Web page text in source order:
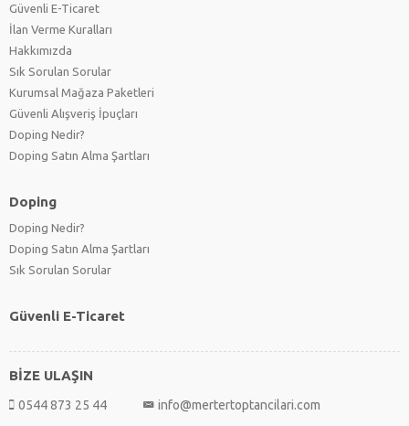
Güvenli E-Ticaret
İlan Verme Kuralları
Hakkımızda
Sık Sorulan Sorular
Kurumsal Mağaza Paketleri
Güvenli Alışveriş İpuçları
Doping Nedir?
Doping Satın Alma Şartları
Doping
Doping Nedir?
Doping Satın Alma Şartları
Sık Sorulan Sorular
Güvenli E-Ticaret
BİZE ULAŞIN
0544 873 25 44 info@mertertoptancilari.com